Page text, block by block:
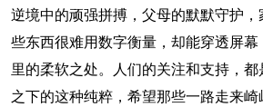
逆境中的顽强拼搏，父母的默默守护
些东西很难用数字衡量，却能穿透屏
里的柔软之处。人们的关注和支持，
之下的这种纯粹，希望那些一路走来